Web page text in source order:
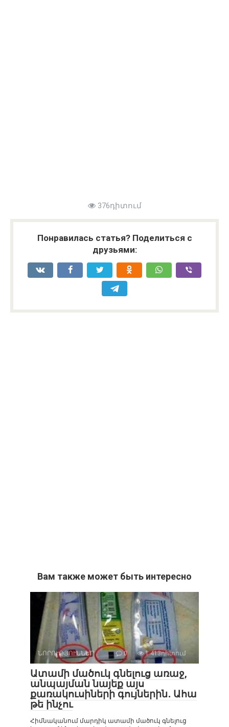
376դիտում
Понравилась статья? Поделиться с
друзьями:
Вам также может быть интересно
ՆՈՐՈՒԹՅՈՒՆՆԵՐ 0 1 413դիտում
Ատամի մածուկ գնելուց առաջ,
անպայման նայեք այս
քառակուսիների գույներին․ Ահա
թե ինչու
Հիմնականում մարդիկ ատամի մածուկ գնելուց